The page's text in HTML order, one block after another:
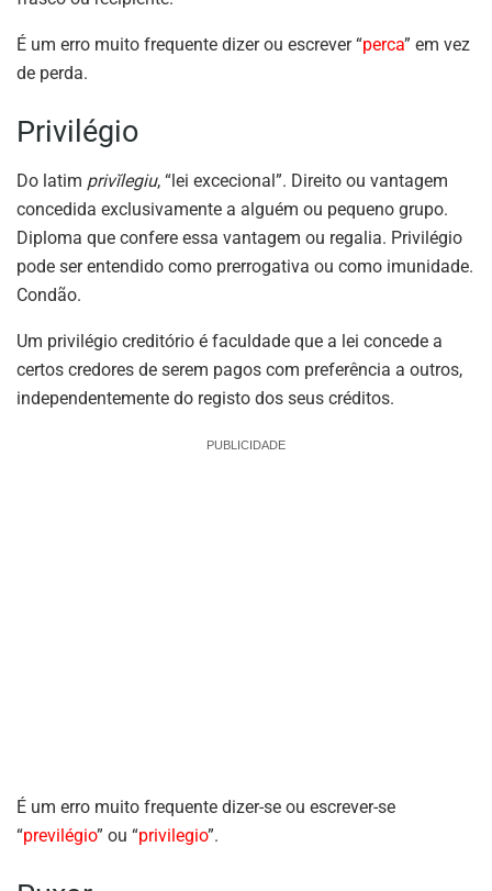
É um erro muito frequente dizer ou escrever “perca” em vez
de perda.
Privilégio
Do latim privĭlegiu, “lei excecional”. Direito ou vantagem
concedida exclusivamente a alguém ou pequeno grupo.
Diploma que confere essa vantagem ou regalia. Privilégio
pode ser entendido como prerrogativa ou como imunidade.
Condão.
Um privilégio creditório é faculdade que a lei concede a
certos credores de serem pagos com preferência a outros,
independentemente do registo dos seus créditos.
PUBLICIDADE
É um erro muito frequente dizer-se ou escrever-se
“previlégio” ou “privilegio”.